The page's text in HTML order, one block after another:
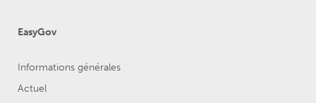
EasyGov
Informations générales
Actuel